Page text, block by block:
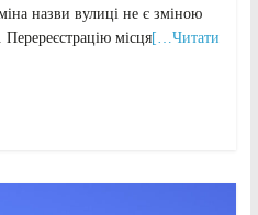
назви вулиці не є зміною
Перереєстрацію місця[…Читати